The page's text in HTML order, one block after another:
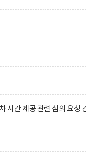
시간 제공 관련 심의 요청